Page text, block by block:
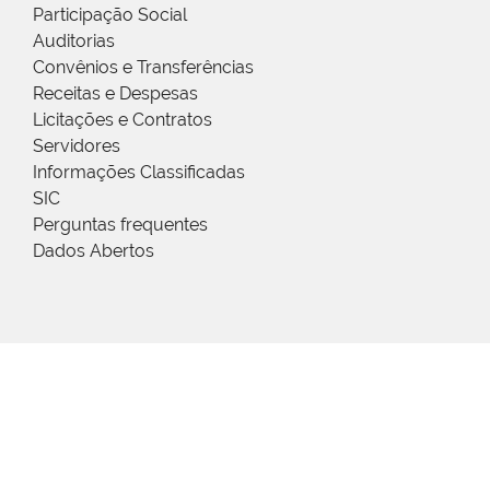
Participação Social
Auditorias
Convênios e Transferências
Receitas e Despesas
Licitações e Contratos
Servidores
Informações Classificadas
SIC
Perguntas frequentes
Dados Abertos